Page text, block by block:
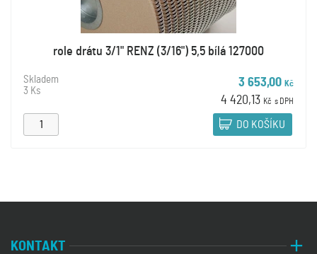
role drátu 3/1" RENZ (3/16") 5,5 bílá 127000
Skladem
3 Ks
3 653,00 Kč
4 420,13 Kč s DPH
DO KOŠÍKU
KONTAKT